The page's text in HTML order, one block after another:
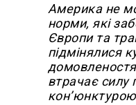
Америка не
норми, які
Європи та
підмінялися
втрачає силу